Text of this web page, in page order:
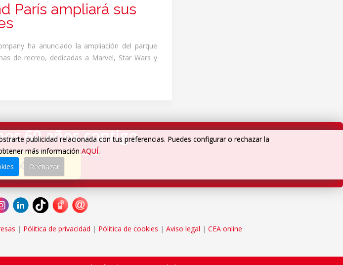
París ampliará sus
ha anunciado la ampliación del parque
de recreo, dedicadas a Marvel, Star Wars y
60 años contigo
60 años→
| Pólitica de privacidad | Pólitica de cookies | Aviso legal | CEA online
publicidad relacionada con tus preferencias. Puedes configurar o rechazar la
más información AQUÍ.
Rechazar